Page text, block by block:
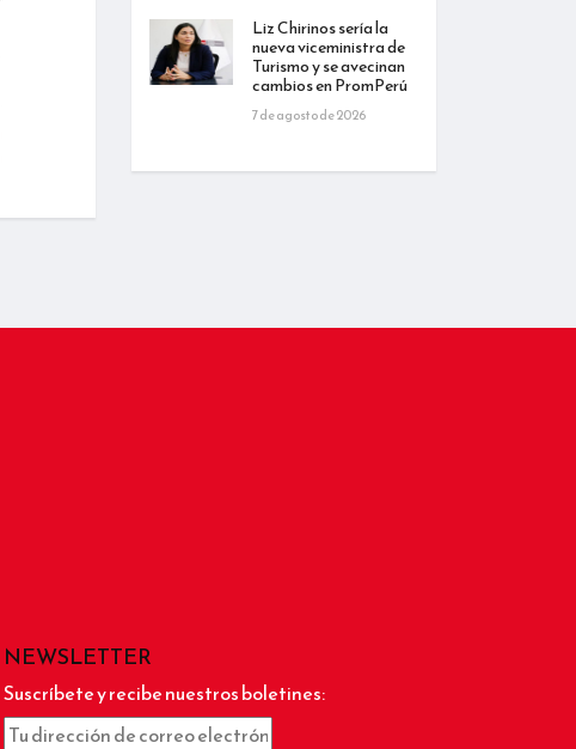
Liz Chirinos sería la
nueva viceministra de
Turismo y se avecinan
cambios en PromPerú
7 de agosto de 2026
NEWSLETTER
Suscríbete y recibe nuestros boletines: